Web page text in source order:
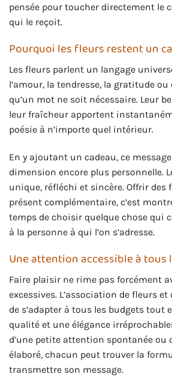
pensée pour toucher directement le
qui le reçoit.
Pourquoi les fleurs restent un
Les fleurs parlent un langage
l’amour, la tendresse, la gratitude
qu’un mot ne soit nécessaire. Leur
leur fraîcheur apportent
poésie à n’importe quel intérieur.
En y ajoutant un cadeau, ce
dimension encore plus personnelle.
unique, réfléchi et sincère. Offrir des
présent complémentaire, c’est
temps de choisir quelque chose qui
à la personne à qui l’on s’adresse.
Une attention accessible à tous
Faire plaisir ne rime pas forcément
excessives. L’association de fleurs
de s’adapter à tous les budgets tout
qualité et une élégance
d’une petite attention spontanée ou
élaboré, chacun peut trouver la
transmettre son message.